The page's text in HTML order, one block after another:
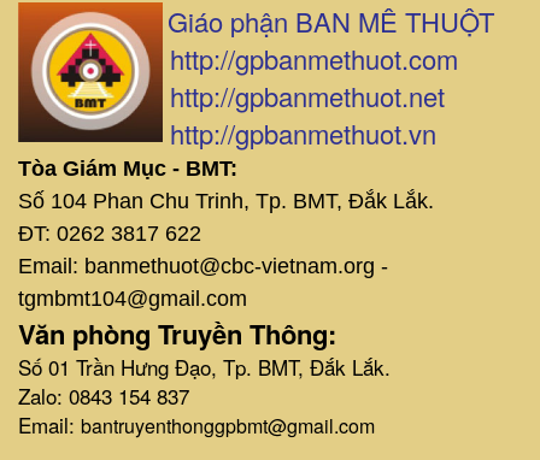
Giáo phận BAN MÊ THUỘT
http://gpbanmethuot.com
http://gpbanmethuot.net
http://gpbanmethuot.vn
Tòa Giám Mục - BMT:
Số 104 Phan Chu Trinh, Tp. BMT, Đắk Lắk.
ĐT: 0262 3817 622
Email: banmethuot@cbc-vietnam.org -
tgmbmt104@gmail.com
Văn phòng Truyền Thông:
Số 01 Trần Hưng Đạo, Tp. BMT, Đắk Lắk.
Zalo: 0843 154 837
Email: bantruyenthonggpbmt@gmail.com